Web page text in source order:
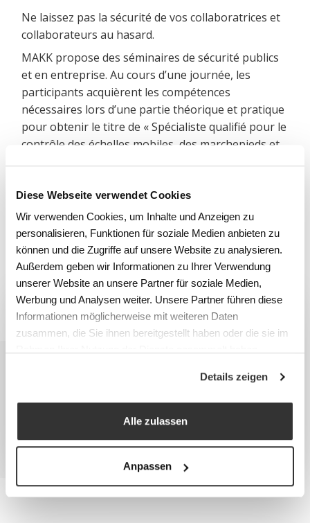
Diese Webseite verwendet Cookies
Wir verwenden Cookies, um Inhalte und Anzeigen zu
personalisieren, Funktionen für soziale Medien anbieten zu
können und die Zugriffe auf unsere Website zu analysieren.
Außerdem geben wir Informationen zu Ihrer Verwendung
unserer Website an unsere Partner für soziale Medien,
Werbung und Analysen weiter. Unsere Partner führen diese
Informationen möglicherweise mit weiteren Daten
zusammen, die Sie ihnen bereitgestellt haben oder die sie im
Details zeigen
Alle zulassen
Anpassen
Ne laissez pas la sécurité de vos collaboratrices et
collaborateurs au hasard.
MAKK propose des séminaires de sécurité publics
et en entreprise. Au cours d’une journée, les
participants acquièrent les compétences
nécessaires lors d’une partie théorique et pratique
pour obtenir le titre de « Spécialiste qualifié pour le
contrôle des échelles mobiles, des marchepieds et
séminaires publics ou pour obtenir un devis pour
un séminaire dans votre entreprise (à partir de 6
personnes).
Info séminaire de sécurité